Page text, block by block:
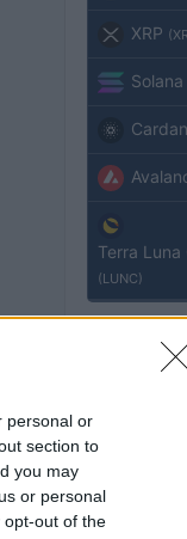
personal or
section to
you may
or personal
opt-out of the
XRP
Solana
Terra Luna
(LUNC)
1
6
2
Cómo